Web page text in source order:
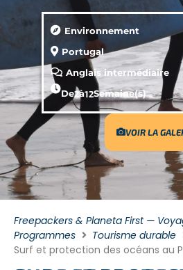
Environnement
Portugal
Anglais intermédiaire
De2à12Semaine(s)
VOIR LA
Freepackers & Planeta First —
Programmes
Tourisme durable
Surf et protection des océans au